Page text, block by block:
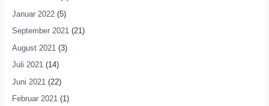
Januar 2022(5)
September 2021(21)
August 2021 (3)
Juli 2021(14)
Juni 2021 (22)
Februar 2021(1)